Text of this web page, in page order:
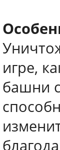
игре,
башни